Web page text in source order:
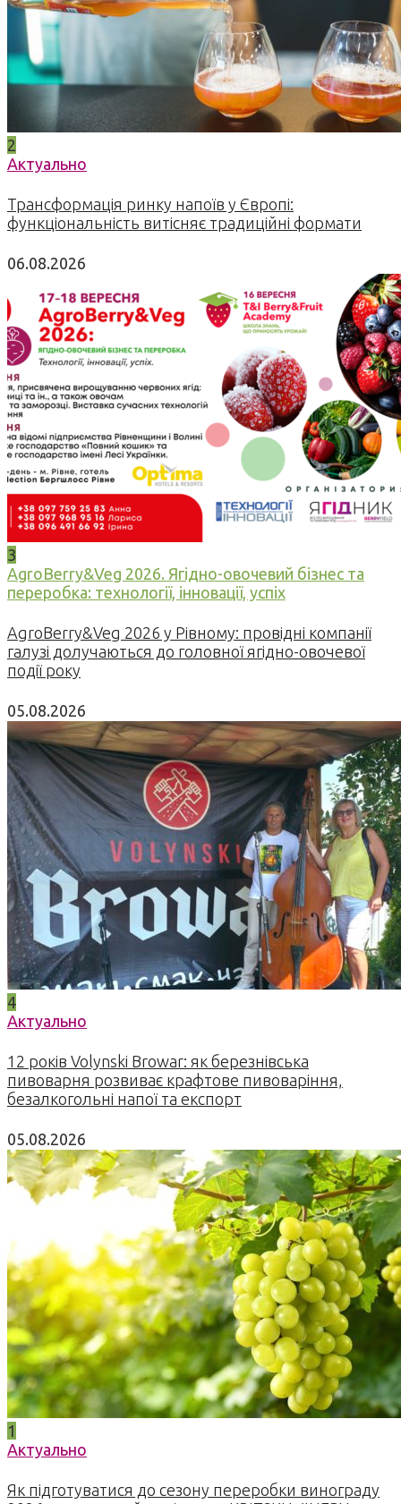
2
Актуально
Трансформація ринку напоїв у Європі:
функціональність витісняє традиційні формати
06.08.2026
3
AgroBerry&Veg 2026. Ягідно-овочевий бізнес та
переробка: технології, інновації, успіх
AgroBerry&Veg 2026 у Рівному: провідні компанії
галузі долучаються до головної ягідно-овочевої
події року
05.08.2026
4
Актуально
12 років Volynski Browar: як березнівська
пивоварня розвиває крафтове пивоваріння,
безалкогольні напої та експорт
05.08.2026
1
Актуально
Як підготуватися до сезону переробки винограду